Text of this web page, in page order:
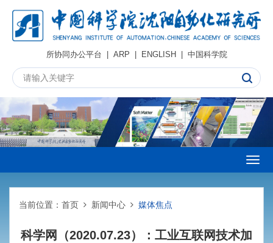
所协同办公平台 | ARP | ENGLISH| 中国科学院
当前位置： 首页 新闻中心 媒体焦点
科学网（2020.07.23）：工业互联网技术加